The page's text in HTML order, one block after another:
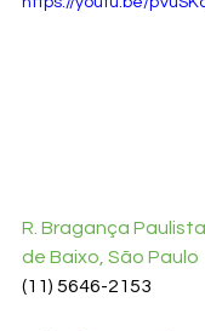
R. Bragança
de Baixo, São Paulo
(11) 5646-2153